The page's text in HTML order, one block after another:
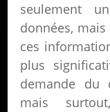
seulement
données,
ces
plus
demande du
mais